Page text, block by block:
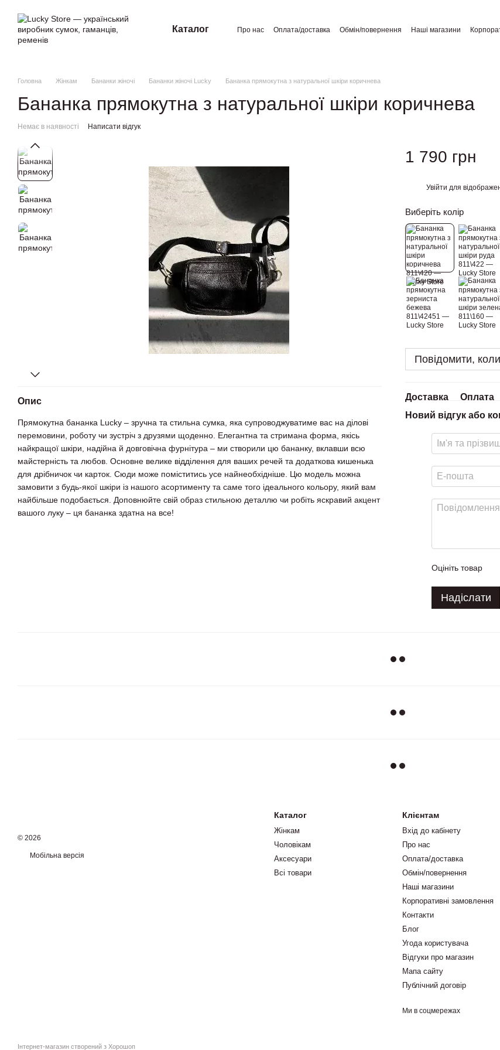
Каталог Про нас Оплата/доставка Обмін/повернення Наші магазини
Головна Жінкам Бананки жіночі Бананки жіночі Lucky Бананка прямокутна з натуральної шкіри коричнева
Бананка прямокутна з натуральної шкіри коричнева
Немає в наявності Написати відгук
Опис
Прямокутна бананка Lucky – зручна та стильна сумка, яка супроводжуватиме вас на ділові
перемовини, роботу чи зустріч з друзями щоденно. Елегантна та стримана форма, якісь
найкращої шкіри, надійна й довговічна фурнітура – ми створили цю бананку, вклавши всю
майстерність та любов. Основне велике відділення для ваших речей та додаткова кишенька
для дрібничок чи карток. Сюди може поміститись усе найнеобхідніше. Цю модель можна
замовити з будь-якої шкіри із нашого асортименту та саме того ідеального кольору, який вам
найбільше подобається. Доповнюйте свій образ стильною деталлю чи робіть яскравий акцент
вашого луку – ця бананка здатна на все!
1 790 грн
Увійти для
Виберіть колір
Повідомити,
Доставка
Оплата
Новий відгук або
Оцініть товар
Надіслати
© 2026
Мобільна версія
Інтернет-магазин створений з Хорошоп
Каталог
Жінкам
Чоловікам
Аксесуари
Всі товари
Клієнтам
Вхід до кабінету
Про нас
Оплата/доставка
Обмін/повернення
Наші магазини
Корпоративні замовлення
Контакти
Блог
Угода користувача
Відгуки про магазин
Мапа сайту
Публічний договір
Ми в соцмережах